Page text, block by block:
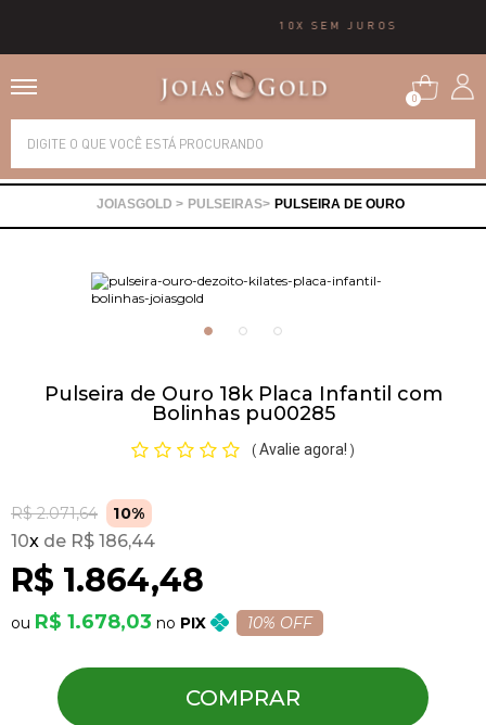
10X SEM JUROS
0
PULSEIRAS PULSEIRA DE OURO
Pulseira de Ouro 18k Placa Infantil com
Bolinhas pu00285
( Avalie agora! )
R$ 2.071,64 10%
R$ 1.864,48
10x R$ 186,44
R$ 1.678,03 PIX 10% OFF
COMPRAR
Alianças
Brincos
Pulseiras
Piercing
Pedras Preciosas